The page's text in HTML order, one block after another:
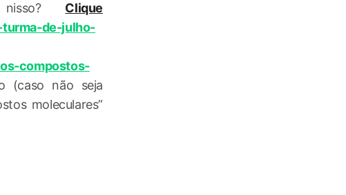
nisso? Clique
de-julho-
compostos-
(caso não seja
moleculares”